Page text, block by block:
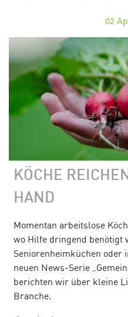
02
KÖCHE
HAND
Momentan arbeitslose
wo Hilfe dringend benötigt
Seniorenheimküchen
neuen News-Serie
berichten wir über kleine
Branche.